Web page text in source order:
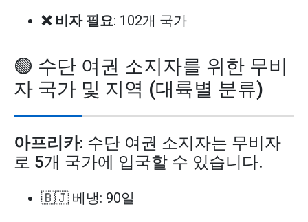
❌ 비자 필요: 102개 국가
🟢 수단 여권 소지자를 위한 무비
자 국가 및 지역 (대륙별 분류)
아프리카: 수단 여권 소지자는 무비자
로 5개 국가에 입국할 수 있습니다.
🇧🇯 베냉: 90일